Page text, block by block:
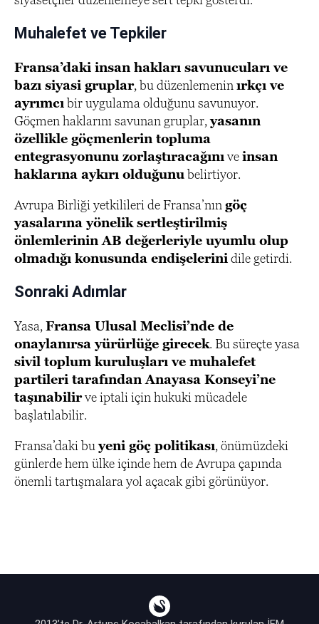
Muhalefet ve Tepkiler
Fransa’daki insan hakları savunucuları ve
bazı siyasi gruplar, bu düzenlemenin ırkçı ve
ayrımcı bir uygulama olduğunu savunuyor.
Göçmen haklarını savunan gruplar,yasanın
özellikle göçmenlerin topluma
entegrasyonunu zorlaştıracağını veinsan
haklarına aykırı olduğunubelirtiyor.
Avrupa Birliği yetkilileri de Fransa’nın göç
yasalarına yönelik sertleştirilmiş
önlemlerinin AB değerleriyle uyumlu olup
olmadığı konusunda endişelerini dile getirdi.
Sonraki Adımlar
Yasa, Fransa Ulusal Meclisi’nde de
onaylanırsa yürürlüğe girecek. Bu süreçte yasa
sivil toplum kuruluşları ve muhalefet
partileri tarafından Anayasa Konseyi’ne
taşınabilirve iptali için hukuki mücadele
başlatılabilir.
Fransa’daki buyeni göç politikası, önümüzdeki
günlerde hem ülke içinde hem de Avrupa çapında
önemli tartışmalara yol açacak gibi görünüyor.